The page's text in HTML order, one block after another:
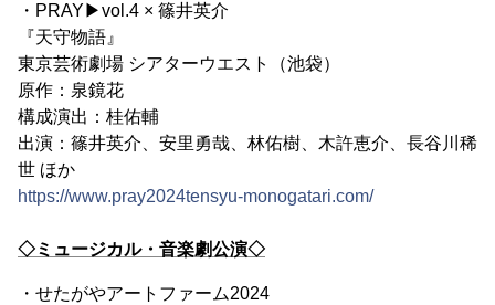
・PRAY▶vol.4 × 篠井英介
『天守物語』
東京芸術劇場 シアターウエスト（池袋）
原作：泉鏡花
構成演出：桂佑輔
出演：篠井英介、安里勇哉、林佑樹、木許恵介、長谷川稀
世 ほか
https://www.pray2024tensyu-monogatari.com/
◇ミュージカル・音楽劇公演◇
・せたがやアートファーム2024